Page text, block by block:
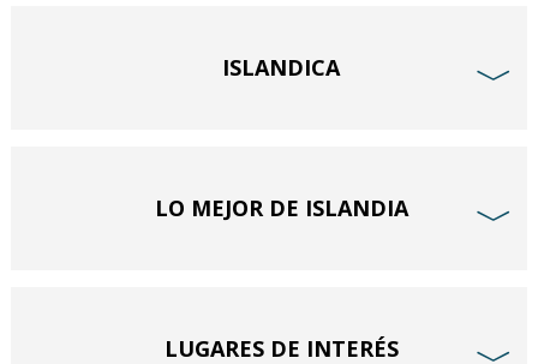
ISLANDICA ﹀
LO MEJOR DE ISLANDIA ﹀
LUGARES DE INTERÉS